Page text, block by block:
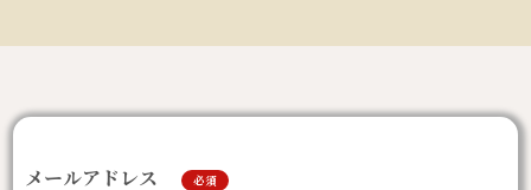
メールアドレス 必須